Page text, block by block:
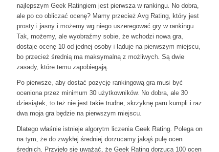
najlepszym Geek Ratingiem jest pierwsza w rankingu. No dobra,
ale po co obliczać ocenę? Mamy przecież Avg Rating, który jest
prosty i jasny i możemy wg niego uszeregować gry w rankingu.
Tak, możemy, ale wyobraźmy sobie, że wchodzi nowa gra,
dostaje ocenę 10 od jednej osoby i ląduje na pierwszym miejscu,
bo przecież średnią ma maksymalną z możliwych. Są dwie
zasady, które temu zapobiegają.
Po pierwsze, aby dostać pozycję rankingową gra musi być
oceniona przez minimum 30 użytkowników. No dobra, ale 30
dziesiątek, to też nie jest takie trudne, skrzyknę paru kumpli i raz
dwa moja gra będzie na pierwszym miejscu.
Dlatego właśnie istnieje algorytm liczenia Geek Rating. Polega on
na tym, że do zwykłej średniej dorzucamy jakąś pulę ocen
średnich. Przyjęło się uważać, że Geek Rating dorzuca 100 ocen